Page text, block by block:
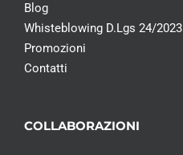
Blog
Whisteblowing D.Lgs 24/2023
Promozioni
Contatti
COLLABORAZIONI